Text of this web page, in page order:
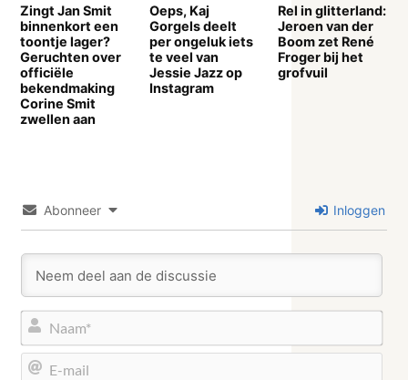
Zingt Jan Smit
binnenkort een
toontje lager?
Geruchten over
officiële
bekendmaking
Corine Smit
zwellen aan
Oeps, Kaj
Gorgels deelt
per ongeluk iets
te veel van
Jessie Jazz op
Instagram
Rel in glitterland:
Jeroen van der
Boom zet René
Froger bij het
grofvuil
Abonneer Inloggen